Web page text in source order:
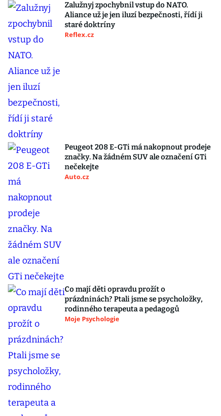
Zalužnyj zpochybnil vstup do NATO.
Aliance už je jen iluzí bezpečnosti, řídí ji
staré doktríny
Reflex.cz
Peugeot 208 E-GTi má nakopnout prodeje
značky. Na žádném SUV ale označení GTi
nečekejte
Auto.cz
Co mají děti opravdu prožít o
prázdninách? Ptali jsme se psycholožky,
rodinného terapeuta a pedagogů
Moje Psychologie